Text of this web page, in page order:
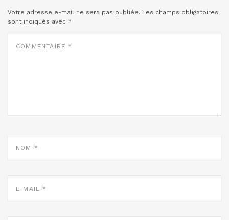
Votre adresse e-mail ne sera pas publiée. Les champs obligatoires
sont indiqués avec *
MAIL